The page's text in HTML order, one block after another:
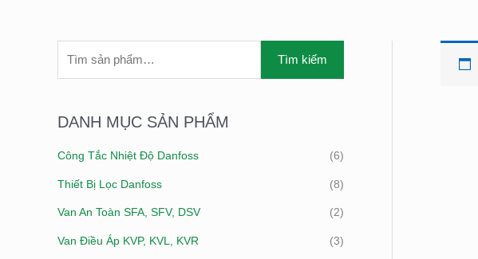
K
Ế
M
:
Tìm kiếm
DANH MỤC SẢN PHẨM
Công Tắc Nhiệt Độ Danfoss (6)
Thiết Bị Lọc Danfoss (8)
Van An Toàn SFA, SFV, DSV (2)
Van Điều Áp KVP, KVL, KVR (3)